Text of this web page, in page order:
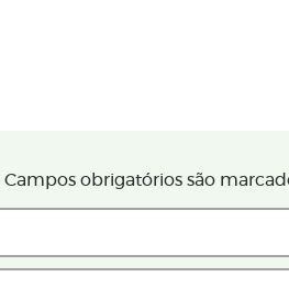
Campos obrigatórios são